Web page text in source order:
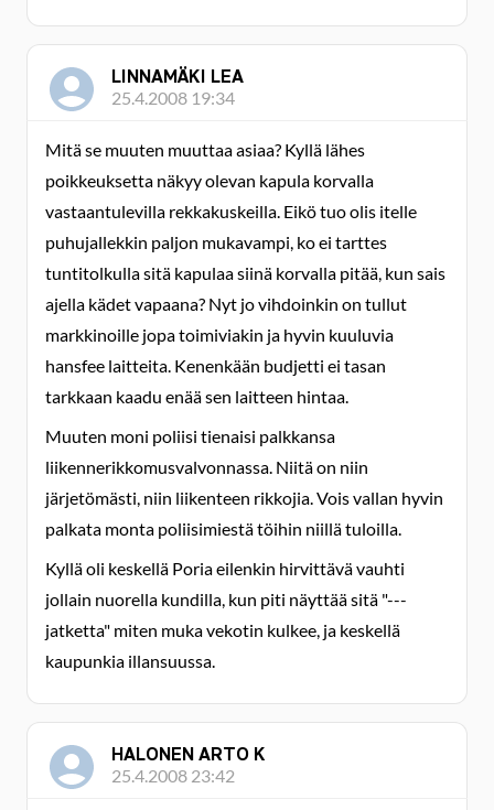
LINNAMÄKI LEA
25.4.2008 19:34
Mitä se muuten muuttaa asiaa? Kyllä lähes
poikkeuksetta näkyy olevan kapula korvalla
vastaantulevilla rekkakuskeilla. Eikö tuo olis itelle
puhujallekkin paljon mukavampi, ko ei tarttes
tuntitolkulla sitä kapulaa siinä korvalla pitää, kun sais
ajella kädet vapaana? Nyt jo vihdoinkin on tullut
markkinoille jopa toimiviakin ja hyvin kuuluvia
hansfee laitteita. Kenenkään budjetti ei tasan
tarkkaan kaadu enää sen laitteen hintaa.
Muuten moni poliisi tienaisi palkkansa
liikennerikkomusvalvonnassa. Niitä on niin
järjetömästi, niin liikenteen rikkojia. Vois vallan hyvin
palkata monta poliisimiestä töihin niillä tuloilla.
Kyllä oli keskellä Poria eilenkin hirvittävä vauhti
jollain nuorella kundilla, kun piti näyttää sitä "---
jatketta" miten muka vekotin kulkee, ja keskellä
kaupunkia illansuussa.
HALONEN ARTO K
25.4.2008 23:42